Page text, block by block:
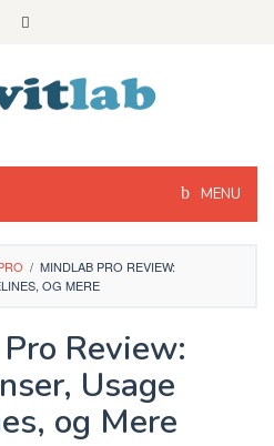
MENU
/ MINDLAB PRO REVIEW:
OG MERE
Review:
Usage
og Mere